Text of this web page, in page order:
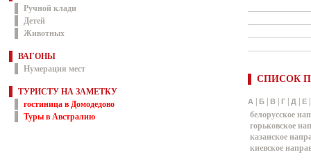
Ручной клади
Детей
Животных
ВАГОНЫ
Нумерация мест
ТУРИСТУ НА ЗАМЕТКУ
гостиница в Домодедово
Туры в Австралию
СПИСОК
А Б В Г Д Е
белорусское
горьковское
казанское
киевское